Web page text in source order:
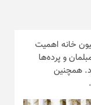
خانه اهمیت
و پرده‌ها
همچنین